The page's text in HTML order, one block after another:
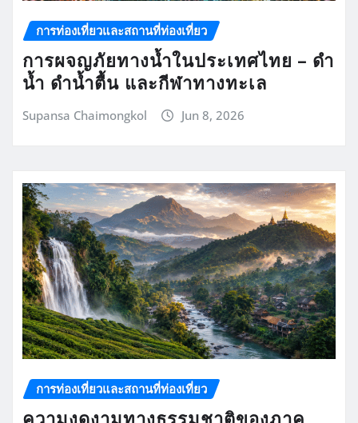
การท่องเที่ยวและสถานที่ท่องเที่ยว
การผจญภัยทางน้ำในประเทศไทย – ดำ
น้ำ ดำน้ำตื้น และกีฬาทางทะเล
Supansa Chaimongkol Jun 8, 2026
การท่องเที่ยวและสถานที่ท่องเที่ยว
ความงดงามทางธรรมชาติของภาค